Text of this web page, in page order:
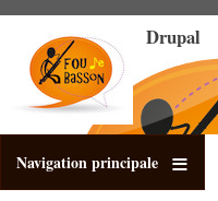
Inhalt
Drupal
Navigation principale